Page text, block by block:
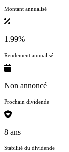
Montant annualisé
1.99%
Rendement annualisé
Non annoncé
Prochain dividende
8 ans
Stabilité du dividende